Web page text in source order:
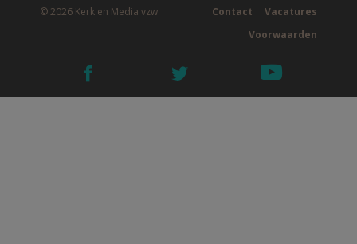
© 2026 Kerk en Media vzw Vacatures
Contact
Voorwaarden